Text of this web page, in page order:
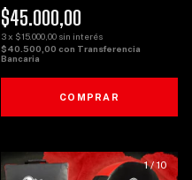
$45.000,00
3x $15.000,00 sin interés
$40.500,00 con Transferencia
Bancaria
COMPRAR
1/10